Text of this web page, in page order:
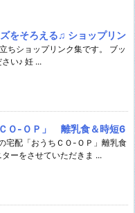
をそろえる♫ ショップリン
ちショップリンク集です。 ブッ
い♪ 妊 ...
Ｏ-ＯＰ」 離乳食＆時短6
宅配「おうちＣＯ-ＯＰ」離乳食
ーをさせていただきま ...